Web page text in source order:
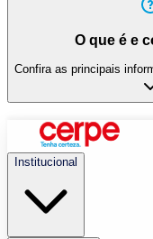
O que é e
Confira as principais
Institucional